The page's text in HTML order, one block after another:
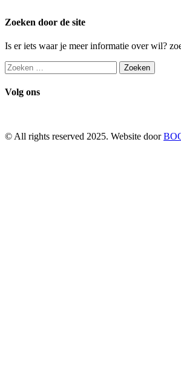
Zoeken door de site
Is er iets waar je meer informatie over wil?
Zoeken
naar:
Volg ons
© All rights reserved 2025. Website door